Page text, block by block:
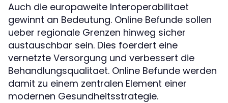
Auch die europaweite Interoperabilitaet
gewinnt an Bedeutung. Online Befunde sollen
ueber regionale Grenzen hinweg sicher
austauschbar sein. Dies foerdert eine
vernetzte Versorgung und verbessert die
Behandlungsqualitaet. Online Befunde werden
damit zu einem zentralen Element einer
modernen Gesundheitsstrategie.